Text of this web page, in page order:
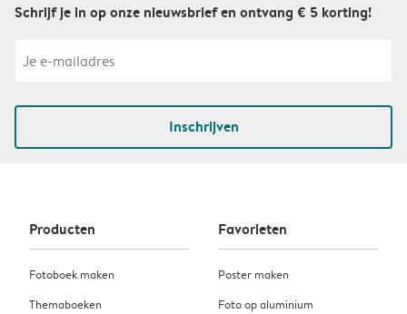
Schrijf je in op onze nieuwsbrief en ontvang € 5 korting!
Inschrijven
Producten
Fotoboek maken
Themaboeken
Favorieten
Poster maken
Foto op aluminium